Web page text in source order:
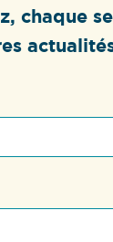
chaque